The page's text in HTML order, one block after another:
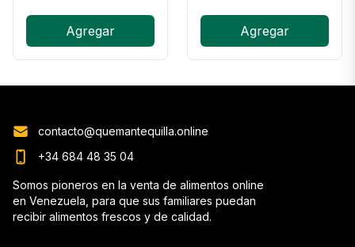
Agregar Agregar
contacto@quemantequilla.online
+34 684 48 35 04
Somos pioneros en la venta de alimentos online
en Venezuela, para que sus familiares puedan
recibir alimentos frescos y de calidad.